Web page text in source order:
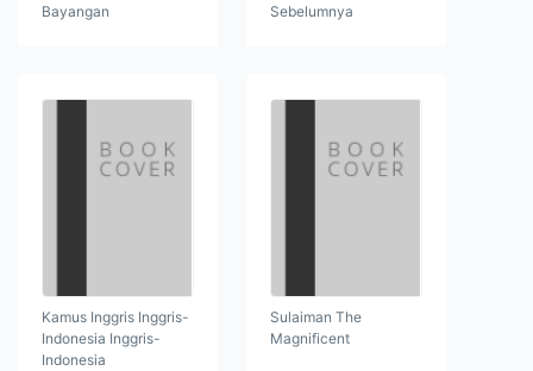
Bayangan
Sebelumnya
Kamus Inggris Inggris-
Indonesia Inggris-
Indonesia
Sulaiman The
Magnificent